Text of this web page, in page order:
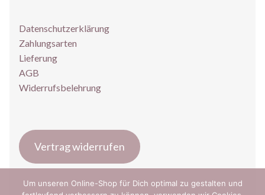
Datenschutzerklärung
Zahlungsarten
Lieferung
AGB
Widerrufsbelehrung
Vertrag widerrufen
Um unseren Online-Shop für Dich optimal zu gestalten und